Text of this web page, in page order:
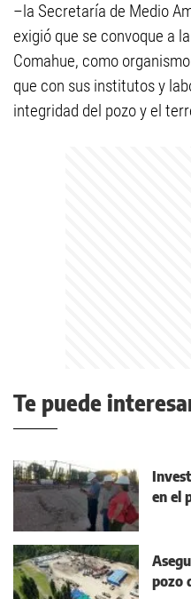
–la Secretaría de Medio
exigió que se convoque a
Comahue, como
que con sus institutos y
integridad del pozo y el
Te puede
en el
pozo